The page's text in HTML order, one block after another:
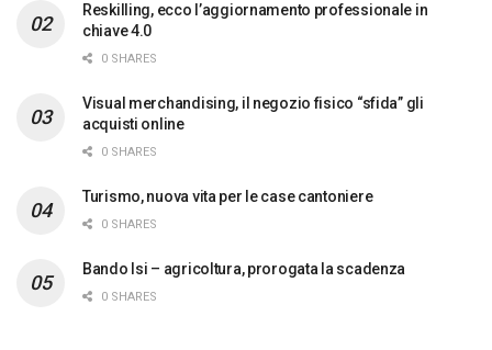
Reskilling, ecco l’aggiornamento professionale in
chiave 4.0
0 SHARES
Visual merchandising, il negozio fisico “sfida” gli
acquisti online
0 SHARES
Turismo, nuova vita per le case cantoniere
0 SHARES
Bando Isi – agricoltura, prorogata la scadenza
0 SHARES